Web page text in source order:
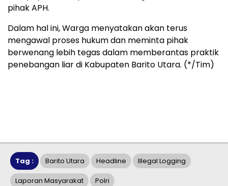
pihak APH.
Dalam hal ini, Warga menyatakan akan terus
mengawal proses hukum dan meminta pihak
berwenang lebih tegas dalam memberantas praktik
penebangan liar di Kabupaten Barito Utara. (*/Tim)
Tag : Barito Utara Headline Illegal Logging
Laporan Masyarakat Polri